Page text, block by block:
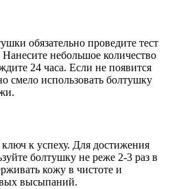
обязательно проведите тест
небольшое количество
24 часа. Если не появится
смело использовать болтушку
к успеху. Для достижения
болтушку не реже 2-3 раз в
кожу в чистоте и
высыпаний.